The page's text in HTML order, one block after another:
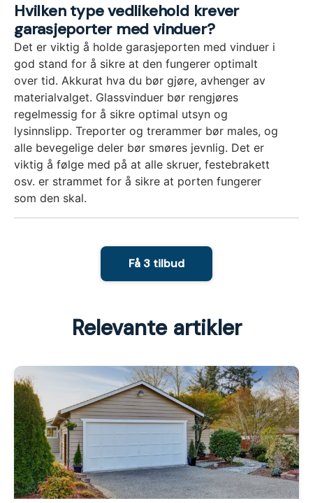
Hvilken type vedlikehold krever
garasjeporter med vinduer?
Det er viktig å holde garasjeporten med vinduer i
god stand for å sikre at den fungerer optimalt
over tid. Akkurat hva du bør gjøre, avhenger av
materialvalget. Glassvinduer bør rengjøres
regelmessig for å sikre optimal utsyn og
lysinnslipp. Treporter og trerammer bør males, og
alle bevegelige deler bør smøres jevnlig. Det er
viktig å følge med på at alle skruer, festebrakett
osv. er strammet for å sikre at porten fungerer
som den skal.
Få 3 tilbud
Relevante artikler